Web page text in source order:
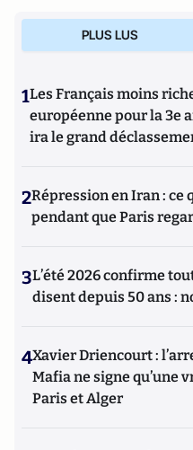
PLUS LUS
1Les Français moins
européenne pour la 3e
ira le grand
2Répression en Iran : ce
pendant que Paris
3L’été 2026 confirme
disent depuis 50 ans :
4Xavier Driencourt :
Mafia ne signe qu’une
Paris et Alger